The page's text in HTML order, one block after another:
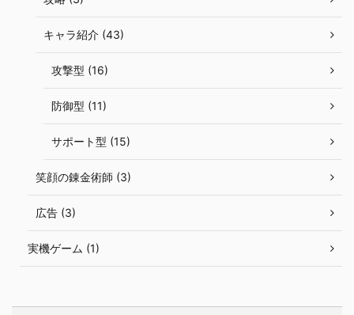
キャラ紹介 (43)
攻撃型 (16)
防御型 (11)
サポート型 (15)
笑顔の錬金術師 (3)
広告 (3)
実機ゲーム (1)